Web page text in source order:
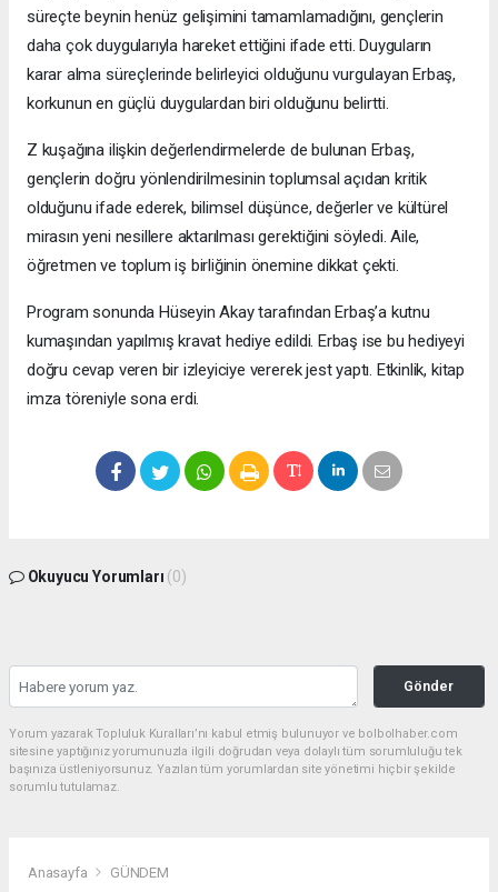
süreçte beynin henüz gelişimini tamamlamadığını, gençlerin
daha çok duygularıyla hareket ettiğini ifade etti. Duyguların
karar alma süreçlerinde belirleyici olduğunu vurgulayan Erbaş,
korkunun en güçlü duygulardan biri olduğunu belirtti.
Z kuşağına ilişkin değerlendirmelerde de bulunan Erbaş,
gençlerin doğru yönlendirilmesinin toplumsal açıdan kritik
olduğunu ifade ederek, bilimsel düşünce, değerler ve kültürel
mirasın yeni nesillere aktarılması gerektiğini söyledi. Aile,
öğretmen ve toplum iş birliğinin önemine dikkat çekti.
Program sonunda Hüseyin Akay tarafından Erbaş’a kutnu
kumaşından yapılmış kravat hediye edildi. Erbaş ise bu hediyeyi
doğru cevap veren bir izleyiciye vererek jest yaptı. Etkinlik, kitap
imza töreniyle sona erdi.
Okuyucu Yorumları (0)
Gönder
Yorum yazarak Topluluk Kuralları’nı kabul etmiş bulunuyor ve bolbolhaber.com
sitesine yaptığınız yorumunuzla ilgili doğrudan veya dolaylı tüm sorumluluğu tek
başınıza üstleniyorsunuz. Yazılan tüm yorumlardan site yönetimi hiçbir şekilde
sorumlu tutulamaz.
Anasayfa GÜNDEM